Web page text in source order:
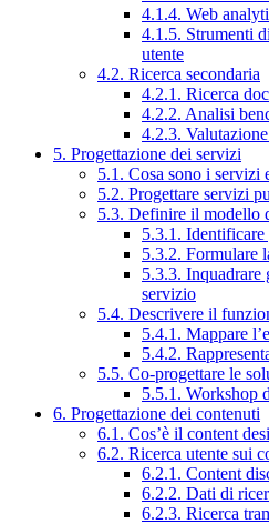
4.1.4. Web
4.1.5. Strumenti
utente
4.2. Ricerca secondaria
4.2.1. Ricerca
4.2.2. Analisi
4.2.3.
5. Progettazione dei servizi
5.1. Cosa sono i servizi
5.2. Progettare servizi
5.3. Definire il modello
5.3.1.
5.3.2. Formulare
5.3.3.
servizio
5.4. Descrivere il
5.4.1. Mappare
5.4.2.
5.5. Co-progettare le
5.5.1. Workshop
6. Progettazione dei contenuti
6.1. Cos’è il content
6.2. Ricerca utente sui
6.2.1. Content
6.2.2. Dati di
6.2.3. Ricerca